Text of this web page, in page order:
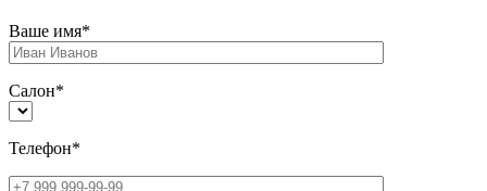
Ваше имя*
Салон*
Телефон*